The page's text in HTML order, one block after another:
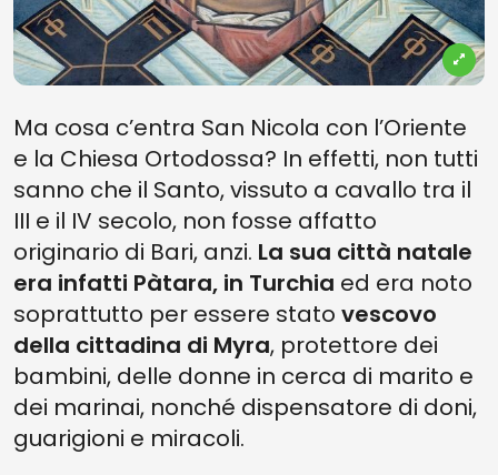
Ma cosa c’entra San Nicola con l’Oriente
e la Chiesa Ortodossa? In effetti, non tutti
sanno che il Santo, vissuto a cavallo tra il
III e il IV secolo, non fosse affatto
originario di Bari, anzi. La sua città natale
era infatti Pàtara, in Turchia ed era noto
soprattutto per essere stato vescovo
della cittadina di Myra, protettore dei
bambini, delle donne in cerca di marito e
dei marinai, nonché dispensatore di doni,
guarigioni e miracoli.